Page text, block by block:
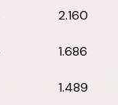
2.160
1.686
1.489